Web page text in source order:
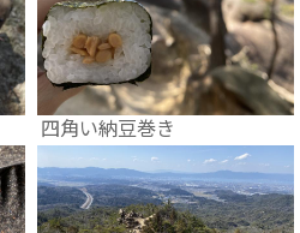
四角い納豆巻き